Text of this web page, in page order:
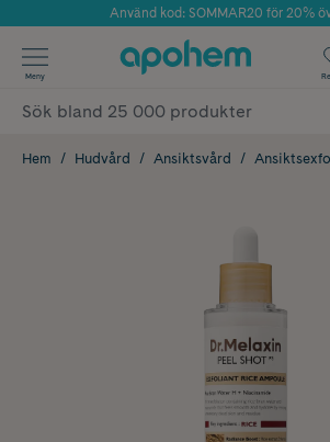
Årets Butik 2025 inom
Använd kod: SOMMAR20 för 20%
✓ Fri frakt
✓ Poäng på alla köp*
Meny
Hem Hudvård Ansiktsvård